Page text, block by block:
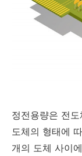
정전용량은 전
도체의 형태에
개의 도체 사이